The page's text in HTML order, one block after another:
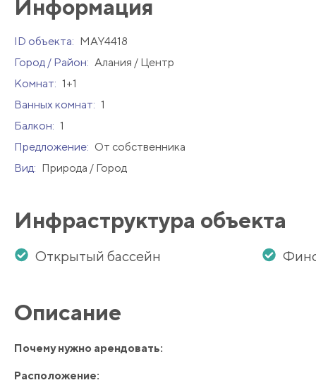
Информация
ID объекта: MAY4418
Город / Район: Алания / Центр
Комнат: 1+1
Ванных комнат: 1
Балкон: 1
Предложение: От собственника
Вид: Природа / Город
Инфраструктура объекта
Открытый бассейн
Описание
Почему нужно арендовать:
Расположение: